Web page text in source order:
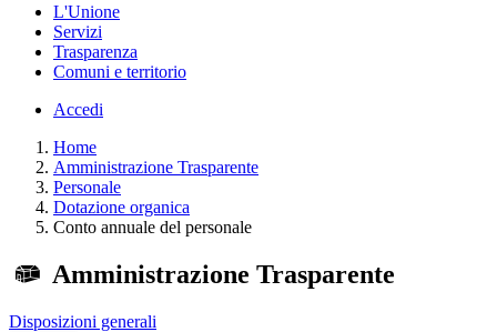
L'Unione
Servizi
Trasparenza
Comuni e territorio
Accedi
Home
Amministrazione Trasparente
Personale
Dotazione organica
Conto annuale del personale
Amministrazione Trasparente
Disposizioni generali